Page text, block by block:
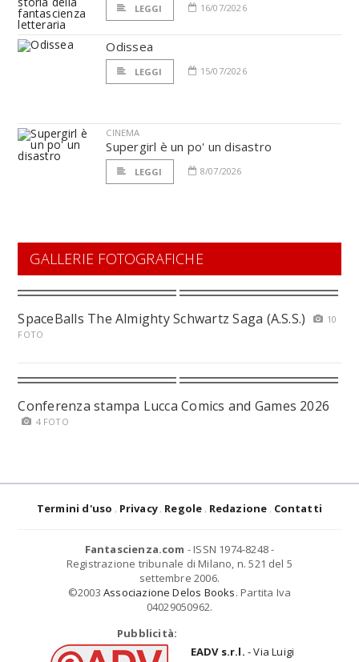
LEGGI 16/07/2026
Odissea
LEGGI 15/07/2026
CINEMA
Supergirl è un po' un disastro
LEGGI 8/07/2026
GALLERIE FOTOGRAFICHE
SpaceBalls The Almighty Schwartz Saga (A.S.S.)
10
FOTO
Conferenza stampa Lucca Comics and Games 2026
4 FOTO
Termini d'uso Privacy Regole Redazione Contatti
Fantascienza.com - ISSN 1974-8248 -
Registrazione tribunale di Milano, n. 521 del 5
settembre 2006.
©2003 Associazione Delos Books. Partita Iva
04029050962.
Pubblicità:
EADV s.r.l. - Via Luigi